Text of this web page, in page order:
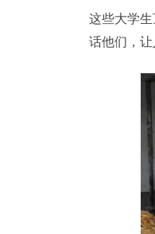
这些大学
话他们，